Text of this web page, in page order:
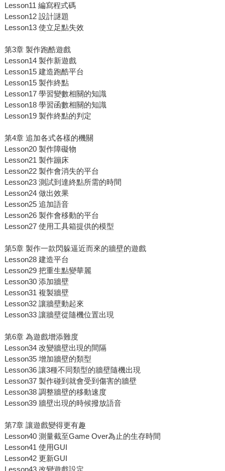
Lesson11 編寫程式碼
Lesson12 設計謎題
Lesson13 使立足點失效
第3章 製作跑酷遊戲
Lesson14 製作新遊戲
Lesson15 建造跑酷平台
Lesson15 製作終點
Lesson17 學習變數相關的知識
Lesson18 學習函數相關的知識
Lesson19 製作終點的判定
第4章 追加各式各樣的機關
Lesson20 製作障礙物
Lesson21 製作蹦床
Lesson22 製作會消失的平台
Lesson23 測試到達終點所需的時間
Lesson24 做出效果
Lesson25 追加語音
Lesson26 製作會移動的平台
Lesson27 使用工具箱提供的模型
第5章 製作一款閃躲逼近而來的牆壁的遊戲
Lesson28 建造平台
Lesson29 把重生點變華麗
Lesson30 添加牆壁
Lesson31 複製牆壁
Lesson32 讓牆壁動起來
Lesson33 讓牆壁從隨機位置出現
第6章 為遊戲增添難度
Lesson34 改變牆壁出現的間隔
Lesson35 增加牆壁的類型
Lesson36 讓3種不同類型的牆壁隨機出現
Lesson37 製作碰到就會受到傷害的牆壁
Lesson38 調整牆壁的移動速度
Lesson39 牆壁出現的時候撥放語音
第7章 讓遊戲變得更有趣
Lesson40 測量截至Game Over為止的生存時間
Lesson41 使用GUI
Lesson42 更新GUI
Lesson43 改變遊戲設定